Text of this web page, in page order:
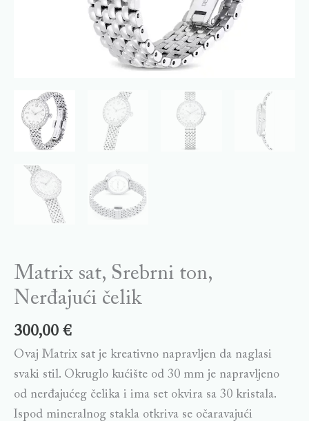
Matrix sat, Srebrni ton,
Nerđajući čelik
300,00 €
Ovaj Matrix sat je kreativno napravljen da naglasi
svaki stil. Okruglo kućište od 30 mm je napravljeno
od nerđajućeg čelika i ima set okvira sa 30 kristala.
Ispod mineralnog stakla otkriva se očaravajući